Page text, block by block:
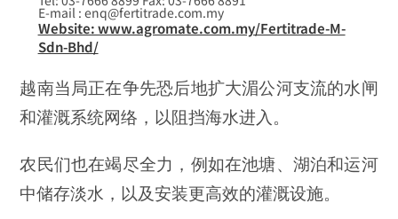
E-mail : enq@fertitrade.com.my
Website: www.agromate.com.my/Fertitrade-M-
Sdn-Bhd/
越南当局正在争先恐后地扩大湄公河支流的水闸
和灌溉系统网络，以阻挡海水进入。
农民们也在竭尽全力，例如在池塘、湖泊和运河
中储存淡水，以及安装更高效的灌溉设施。